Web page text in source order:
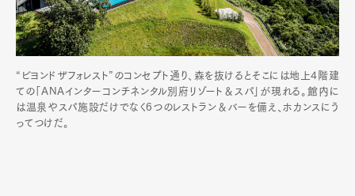
Watch
Fashion
GourmetCars
Product Culture Lifestyle
“ビヨンドザフォレスト”のコンセプト通り、森を抜けるとそこには地上4階建
ての「ANAインターコンチネンタル別府リゾート＆スパ」が現れる。館内に
は温泉やスパ施設だけでなく6つのレストラン＆バーを備え、ホカンスにう
ってつけだ。